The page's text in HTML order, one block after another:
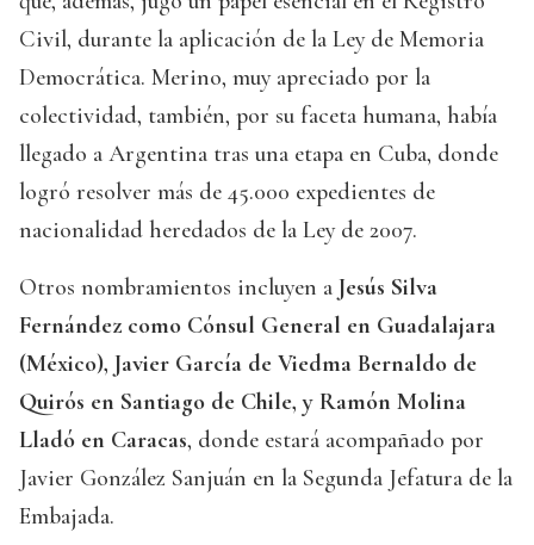
Civil, durante la aplicación de la Ley de Memoria
Democrática. Merino, muy apreciado por la
colectividad, también, por su faceta humana, había
llegado a Argentina tras una etapa en Cuba, donde
logró resolver más de 45.000 expedientes de
nacionalidad heredados de la Ley de 2007.
Otros nombramientos incluyen a Jesús Silva
Fernández como Cónsul General en Guadalajara
(México), Javier García de Viedma Bernaldo de
Quirós en Santiago de Chile, y Ramón Molina
Lladó en Caracas, donde estará acompañado por
Javier González Sanjuán en la Segunda Jefatura de la
Embajada.